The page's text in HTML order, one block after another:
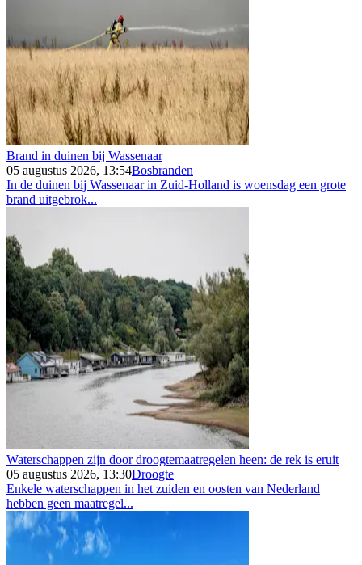
Brand in duinen bij Wassenaar
05 augustus 2026, 13:54Bosbranden
In de duinen bij Wassenaar in Zuid-Holland is woensdag een grote
brand uitgebrok...
Waterschappen zijn door droogtemaatregelen heen: de rek is eruit
05 augustus 2026, 13:30Droogte
Enkele waterschappen in het zuiden en oosten van Nederland
hebben geen maatregel...